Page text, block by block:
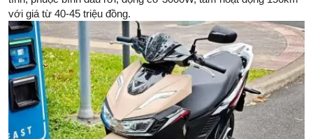
với giá từ 40-45 triệu đồng.